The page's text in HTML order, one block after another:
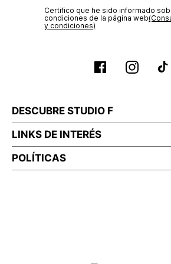
Certifico que he sido informado
condiciones de la página web‎
y condiciones)
DESCUBRE STUDIO F
LINKS DE INTERÉS
POLÍTICAS